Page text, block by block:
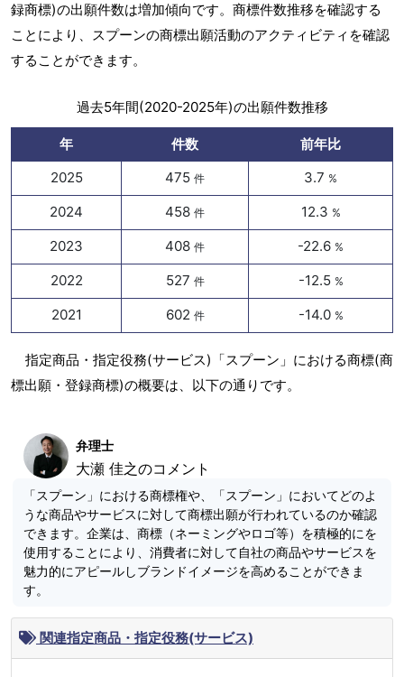
録商標)の出願件数は増加傾向です。商標件数推移を確認する
ことにより、スプーンの商標出願活動のアクティビティを確認
することができます。
過去5年間(2020-2025年)の出願件数推移
年 件数
前年比
2025
475 件 3.7 %
2024 458 件 12.3 %
2023 408 件 -22.6 %
2022 527 件 -12.5 %
2021 602 件 -14.0 %
指定商品・指定役務(サービス)「スプーン」における商標(商
標出願・登録商標)の概要は、以下の通りです。
弁理士
大瀬 佳之のコメント
「スプーン」における商標権や、「スプーン」においてどのよ
うな商品やサービスに対して商標出願が行われているのか確認
できます。企業は、商標（ネーミングやロゴ等）を積極的にを
使用することにより、消費者に対して自社の商品やサービスを
魅力的にアピールしブランドイメージを高めることができま
す。
関連指定商品・指定役務(サービス)